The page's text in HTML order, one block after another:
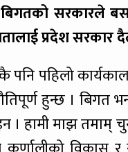
सरकारले
प्रदेश सरकार
पनि पहिलो
हुन्छ । बिगत
। हामी माझ तमाम्